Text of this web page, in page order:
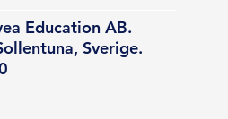
Education AB.
Sverige.